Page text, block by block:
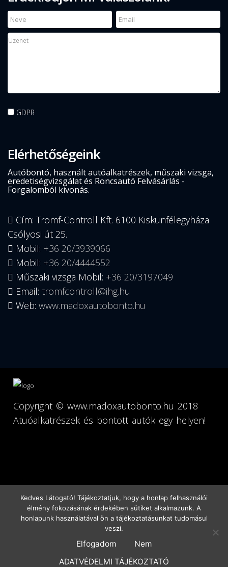
GDPR
Elérhetőségeink
Autóbontó, használt autóalkatrészek, műszaki vizsga,
eredetiségvizsgálat és Roncsautó Felvásárlás -
Forgalomból kivonás.
Cím: Tromf-Controll Kft. 6100 Kiskunfélegyháza
Csólyosi út 25.
Mobil: +36 20/3939066
Mobil: +36 20/4444552
Műszaki vizsga Mobil: +36 20/3197049
Email: tromfcontroll@ihg.hu
Web: www.madoxautobonto.hu
Copyright © www.madoxautobonto.hu 2018
Atuóalkatrészek és bontott autók egy helyen!
Szolgáltatásaink
Kedves Látogató! Tájékoztatjuk, hogy a honlap felhasználói
élmény fokozásának érdekében sütiket alkalmazunk. A
honlapunk használatával ön a tájékoztatásunkat tudomásul
veszi.
Elfogadom
Nem
ADATVÉDELMI TÁJÉKOZTATÓ